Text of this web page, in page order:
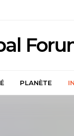
PLANÈTE